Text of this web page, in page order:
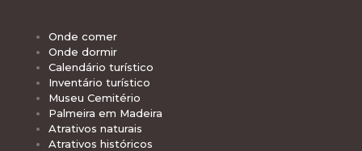
Onde comer
Onde dormir
Calendário turístico
Inventário turístico
Museu Cemitério
Palmeira em Madeira
Atrativos naturais
Atrativos históricos